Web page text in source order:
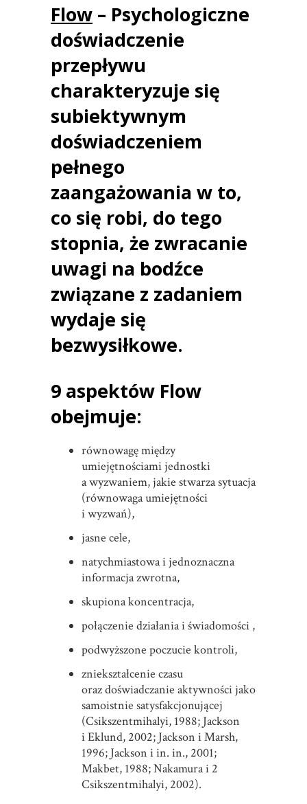
Flow – Psychologiczne
doświadczenie
przepływu
charakteryzuje się
subiektywnym
doświadczeniem
pełnego
zaangażowania w to,
co się robi, do tego
stopnia, że zwracanie
uwagi na bodźce
związane z zadaniem
wydaje się
bezwysiłkowe.
9 aspektów Flow
obejmuje:
równowagę między
umiejętnościami jednostki
a wyzwaniem, jakie stwarza sytuacja
(równowaga umiejętności
i wyzwań),
jasne cele,
natychmiastowa i jednoznaczna
informacja zwrotna,
skupiona koncentracja,
połączenie działania i świadomości ,
podwyższone poczucie kontroli,
zniekształcenie czasu
oraz doświadczanie aktywności jako
samoistnie satysfakcjonującej
(Csikszentmihalyi, 1988; Jackson
i Eklund, 2002; Jackson i Marsh,
1996; Jackson i in. in., 2001;
Makbet, 1988; Nakamura i 2
Csikszentmihalyi, 2002).